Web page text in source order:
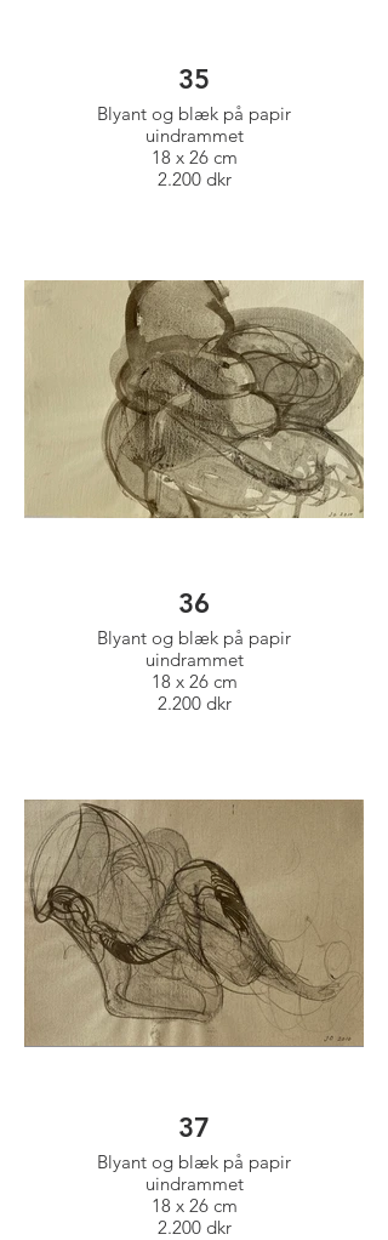
35
Blyant og blæk på papir
uindrammet
18 x 26 cm
2.200 dkr
36
Blyant og blæk på papir
uindrammet
18 x 26 cm
2.200 dkr
37
Blyant og blæk på papir
uindrammet
18 x 26 cm
2.200 dkr